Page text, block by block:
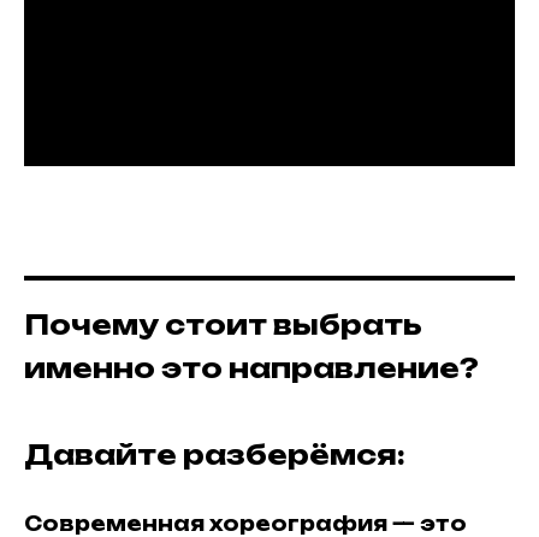
Почему стоит выбрать
именно это направление?
Давайте разберёмся:
Современная хореография — это